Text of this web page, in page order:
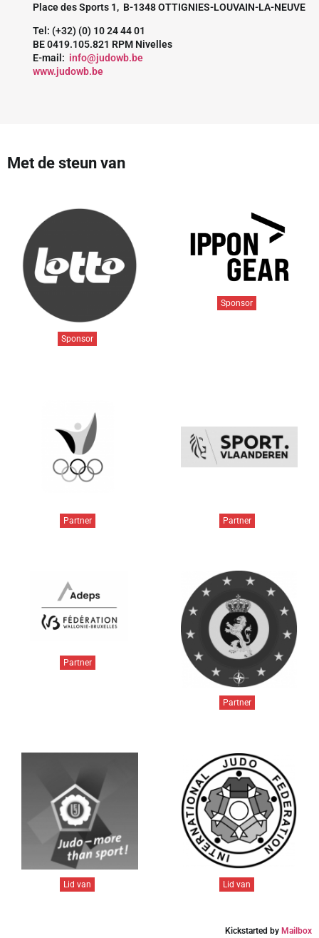
Place des Sports 1, B-1348 OTTIGNIES-LOUVAIN-LA-NEUVE
Tel: (+32) (0) 10 24 44 01
BE 0419.105.821 RPM Nivelles
E-mail: info@judowb.be
www.judowb.be
Met de steun van
Sponsor
Sponsor
Partner Partner
Partner
Partner
Lid van Lid van
Kickstarted by Mailbox